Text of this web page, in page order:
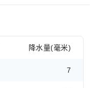
降水量(毫米)
7